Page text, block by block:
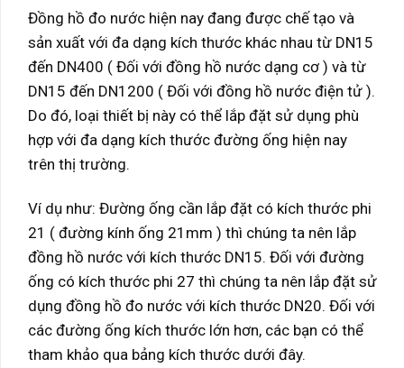
Đồng hồ đo nước hiện nay đang được chế tạo và
sản xuất với đa dạng kích thước khác nhau từ DN15
đến DN400 ( Đối với đồng hồ nước dạng cơ ) và từ
DN15 đến DN1200 ( Đối với đồng hồ nước điện tử ).
Do đó, loại thiết bị này có thể lắp đặt sử dụng phù
hợp với đa dạng kích thước đường ống hiện nay
trên thị trường.
Ví dụ như: Đường ống cần lắp đặt có kích thước phi
21 ( đường kính ống 21mm ) thì chúng ta nên lắp
đồng hồ nước với kích thước DN15. Đối với đường
ống có kích thước phi 27 thì chúng ta nên lắp đặt sử
dụng đồng hồ đo nước với kích thước DN20. Đối với
các đường ống kích thước lớn hơn, các bạn có thể
tham khảo qua bảng kích thước dưới đây.